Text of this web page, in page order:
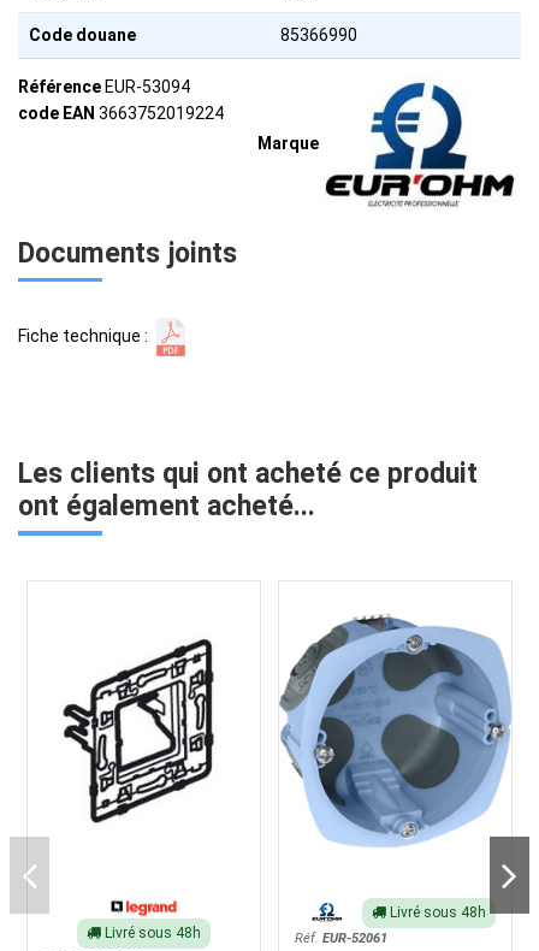
Code douane 85366990
Marque
Référence EUR-53094
code EAN 3663752019224
Documents joints
Fiche technique :
Les clients qui ont acheté ce produit
ont également acheté...
Livré sous 48h
Livré sous 48h
Réf.EUR-52061